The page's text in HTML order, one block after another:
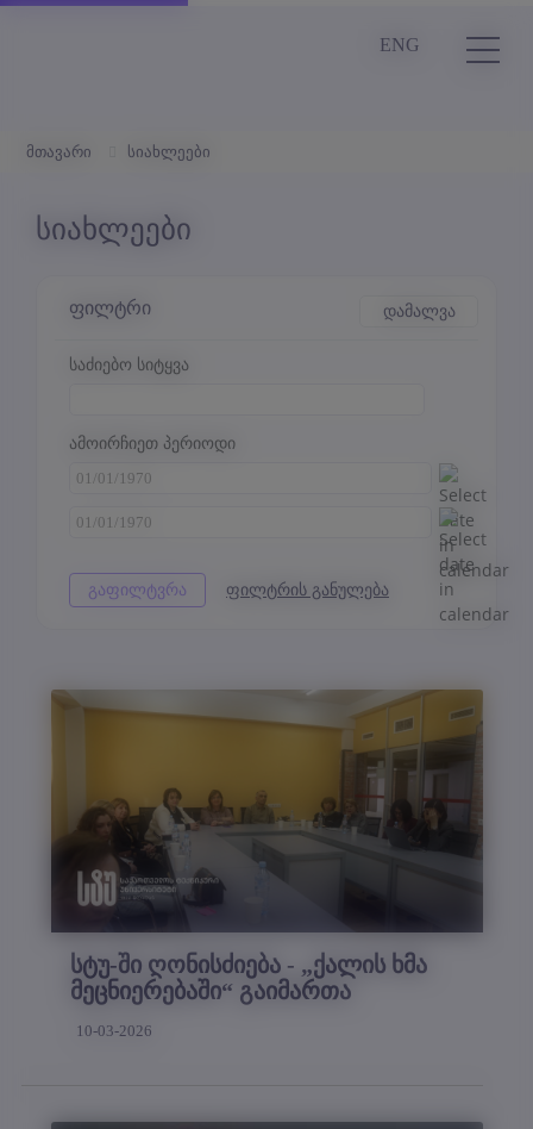
ENG
მთავარი სიახლეები
სიახლეები
ფილტრი დამალვა
საძიებო სიტყვა
ამოირჩიეთ პერიოდი
სტუ-ში ღონისძიება - „ქალის ხმა
მეცნიერებაში“ გაიმართა
10-03-2026